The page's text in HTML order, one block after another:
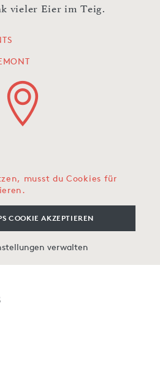
vieler Eier im Teig.
musst du Cookies für
COOKIE AKZEPTIEREN
verwalten